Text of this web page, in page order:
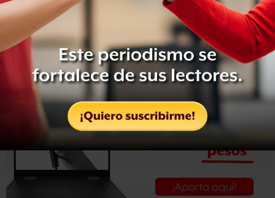
Más información en breve